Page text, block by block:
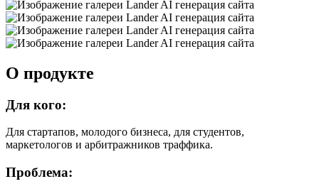
О продукте
Для кого:
Для стартапов, молодого бизнеса, для студентов,
маркетологов и арбитражников траффика.
Проблема: